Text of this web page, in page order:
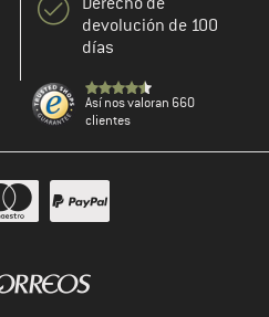
devolución de 100
días
Así nos valoran 660
clientes